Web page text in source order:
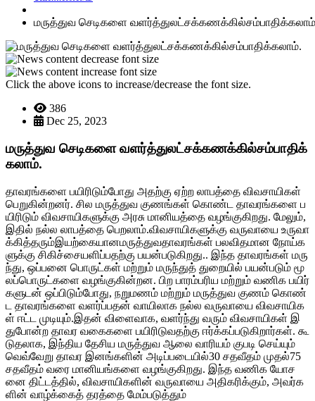
மருத்துவ செடிகளை
Click the above icons to increase/decrease the font size.
386
Dec 25, 2023
மருத்துவ செடிகளை வளர்த்துலட்சக்கணக்கில்சம்பாதிக்
கலாம்.
தாவரங்களை பயிரிடும்போது அதற்கு ஏற்ற லாபத்தை விவசாயிகள்
பெறுகின்றனர். சில மருத்துவ குணங்கள் கொண்ட தாவரங்களை ப
யிரிடும் விவசாயிகளுக்கு அரசு மானியத்தை வழங்குகிறது. மேலும்,
இதில் நல்ல லாபத்தை பெறலாம்.விவசாயிகளுக்கு வருவாயை உருவா
க்கித்தரும்இயற்கையானமருத்துவதாவரங்கள் பலவிதமான நோய்க
ளுக்கு சிகிச்சையளிப்பதற்கு பயன்படுகிறது.. இந்த தாவரங்கள் மரு
ந்து, ஒப்பனை பொருட்கள் மற்றும் மருந்துத் துறையில் பயன்படும் மூ
லப்பொருட்களை வழங்குகின்றன. பிற பாரம்பரிய மற்றும் வணிக பயிர்
களுடன் ஒப்பிடும்போது, நறுமணம் மற்றும் மருத்துவ குணம் கொண்
ட தாவரங்களை வளர்ப்பதன் வாயிலாக நல்ல வருவாயை விவசாயிக
ள் ஈட்ட முடியும்.இதன் விளைவாக, வளர்ந்து வரும் விவசாயிகள் இ
துபோன்ற தாவர வகைகளை பயிரிடுவதற்கு ஈர்க்கப்படுகிறார்கள். கூ
டுதலாக, இந்திய தேசிய மருத்துவ ஆலை வாரியம் குபடி செய்யும்
வெவ்வேறு தாவர இனங்களின் அடிப்படையில்30 சதவீதம் முதல்75
சதவீதம் வரை மானியங்களை வழங்குகிறது. இந்த வணிக யோச
னை திட்டத்தில், விவசாயிகளின் வருவாயை அதிகரிக்கும், அவர்க
ளின் வாழ்க்கைத் தரத்தை மேம்படுத்தும்